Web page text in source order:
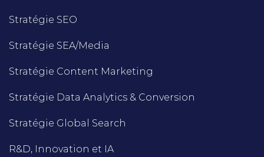
Stratégie SEO
Stratégie SEA/Media
Stratégie Content Marketing
Stratégie Data Analytics & Conversion
Stratégie Global Search
R&D, Innovation et IA